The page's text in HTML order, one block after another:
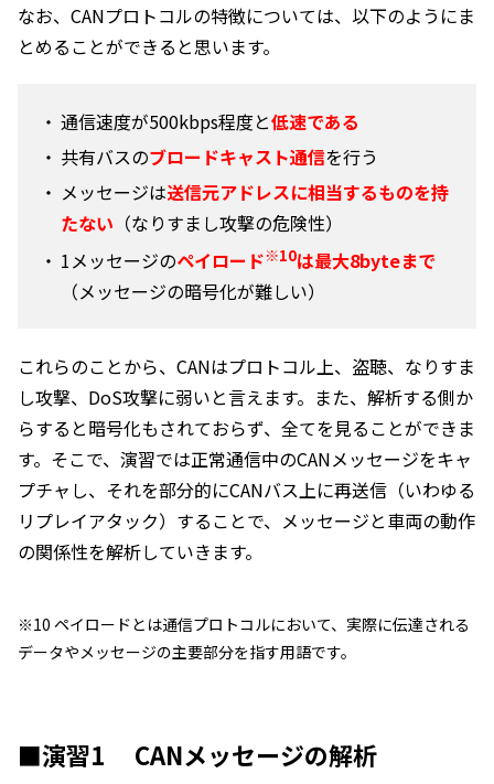
なお、CANプロトコルの特徴については、以下のようにま
とめることができると思います。
・ 通信速度が500kbps程度と低速である
・ 共有バスのブロードキャスト通信を行う
・ メッセージは送信元アドレスに相当するものを持
たない （なりすまし攻撃の危険性）
・ 1メッセージのペイロード※10は最大8byteまで
（メッセージの暗号化が難しい）
これらのことから、CANはプロトコル上、盗聴、なりすま
し攻撃、DoS攻撃に弱いと言えます。また、解析する側か
らすると暗号化もされておらず、全てを見ることができま
す。そこで、演習では正常通信中のCANメッセージをキャ
プチャし、それを部分的にCANバス上に再送信（いわゆる
リプレイアタック）することで、メッセージと車両の動作
の関係性を解析していきます。
※10 ペイロードとは通信プロトコルにおいて、実際に伝達される
データやメッセージの主要部分を指す用語です。
■演習1 CANメッセージの解析